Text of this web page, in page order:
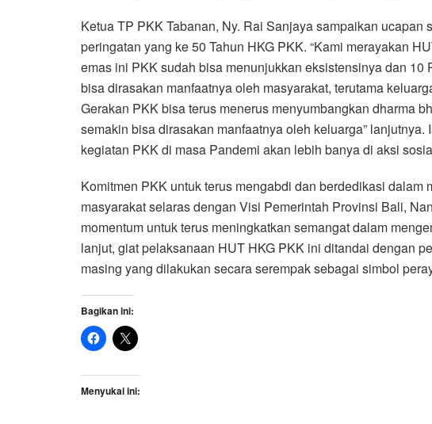
Ketua TP PKK Tabanan, Ny. Rai Sanjaya sampaikan ucapan
peringatan yang ke 50 Tahun HKG PKK. “Kami merayakan
emas ini PKK sudah bisa menunjukkan eksistensinya dan 10
bisa dirasakan manfaatnya oleh masyarakat, terutama
Gerakan PKK bisa terus menerus menyumbangkan dharma
semakin bisa dirasakan manfaatnya oleh keluarga”
kegiatan PKK di masa Pandemi akan lebih banya di aksi
Komitmen PKK untuk terus mengabdi dan berdedikasi dalam
masyarakat selaras dengan Visi Pemerintah Provinsi Bali,
momentum untuk terus meningkatkan semangat dalam
lanjut, giat pelaksanaan HUT HKG PKK ini ditandai dengan
masing yang dilakukan secara serempak sebagai simbol
Bagikan ini:
Menyukai ini: